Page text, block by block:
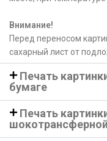
Внимание!
Перед переносом
сахарный лист от
Печать
бумаге
Печать